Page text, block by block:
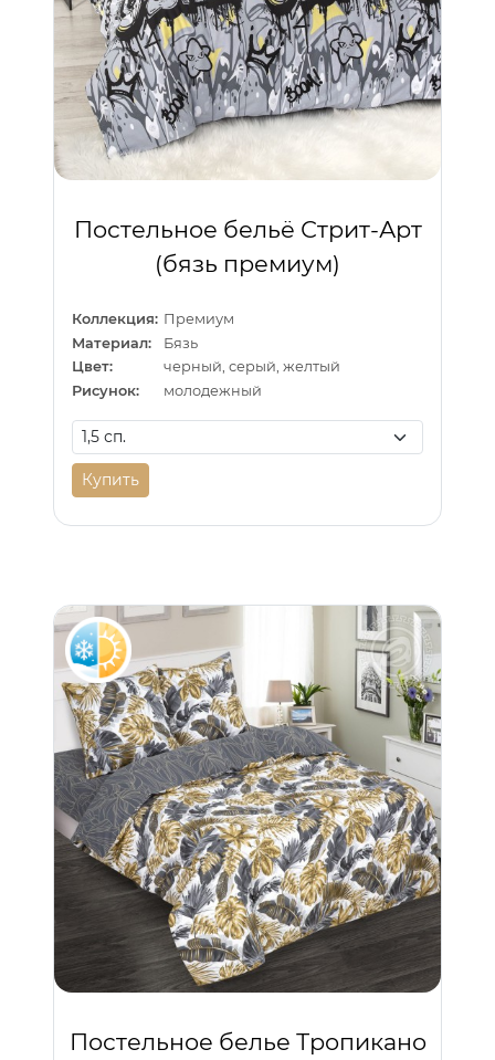
Постельное бельё Стрит-Арт
(бязь премиум)
Коллекция: Премиум
Материал:
Бязь
Цвет:
черный, серый, желтый
Рисунок:
молодежный
Купить
Постельное белье Тропикано